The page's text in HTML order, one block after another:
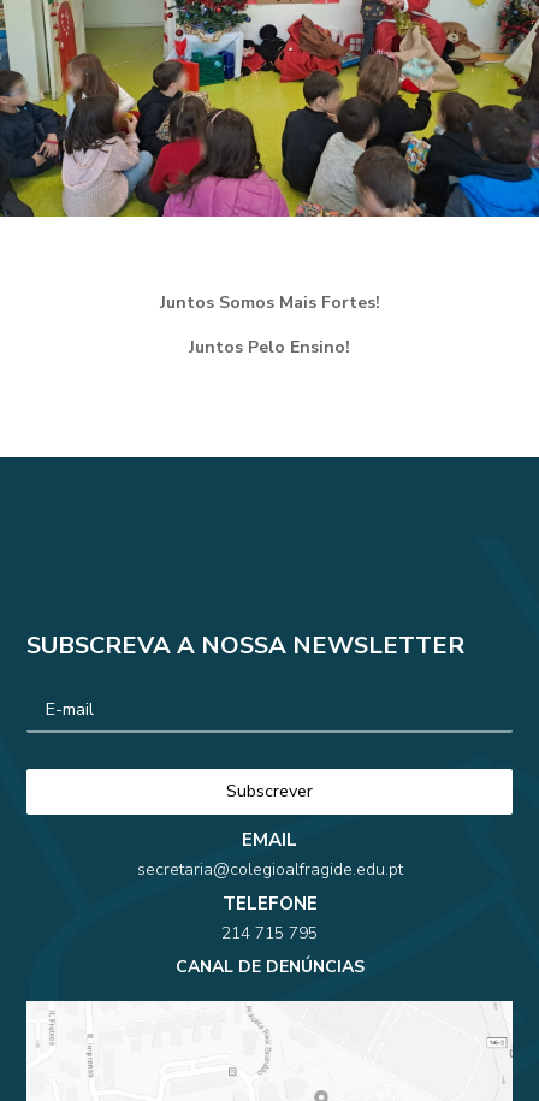
Juntos Somos Mais Fortes!
Juntos Pelo Ensino!
SUBSCREVA A NOSSA NEWSLETTER
EMAIL
secretaria@colegioalfragide.edu.pt
TELEFONE
214 715 795
CANAL DE DENÚNCIAS